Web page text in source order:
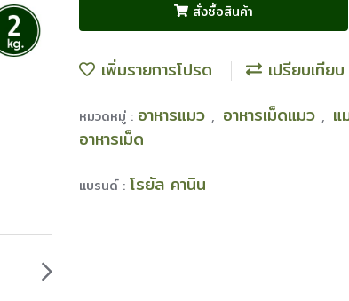
สั่งซื้อสินค้า
เพิ่มรายการโปรด เปรียบเทียบ
หมวดหมู่ : อาหารแมว , อาหารเม็ดแมว ,
อาหารเม็ด
แบรนด์ : โรยัล คานิน